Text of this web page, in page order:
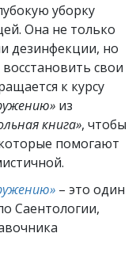
уборку
Она не только
дезинфекции, но
свои
к курсу
из
книга», чтобы
помогают
– это один
Саентологии,